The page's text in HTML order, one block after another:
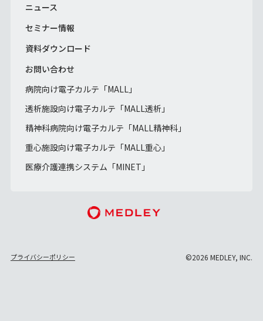
ニュース
セミナー情報
資料ダウンロード
お問い合わせ
病院向け電子カルテ「MALL」
透析施設向け電子カルテ「MALL透析」
精神科病院向け電子カルテ「MALL精神科」
重心施設向け電子カルテ「MALL重心」
医療介護連携システム「MINET」
プライバシーポリシー ©2026 MEDLEY, INC.